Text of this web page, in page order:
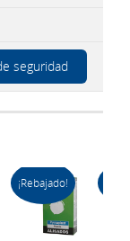
seguridad
¡Rebajado!